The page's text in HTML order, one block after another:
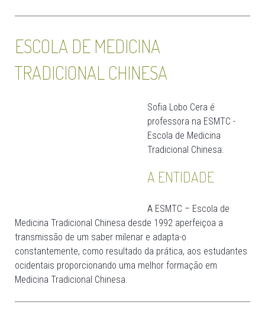
ESCOLA DE MEDICINA
TRADICIONAL CHINESA
Sofia Lobo Cera é
professora na ESMTC -
Escola de Medicina
Tradicional Chinesa.
A ENTIDADE
A ESMTC – Escola de
Medicina Tradicional Chinesa desde 1992 aperfeiçoa a
transmissão de um saber milenar e adapta-o
constantemente, como resultado da prática, aos estudantes
ocidentais proporcionando uma melhor formação em
Medicina Tradicional Chinesa.